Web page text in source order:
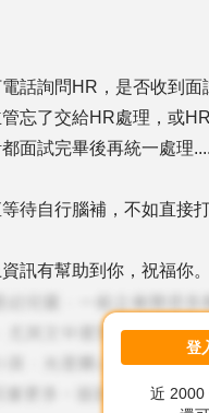
話詢問HR，是否收到面
忘了交給HR處理，或
面試完畢後再統一處理
待自行腦補，不如直接
訊有幫助到你，祝福你。
登
近 2000